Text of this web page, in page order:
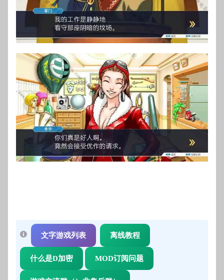
文字游戏列表 离线教程
什么是D加密 MOD订阅问题